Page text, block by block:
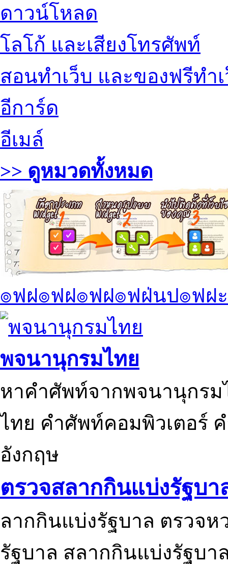
ดาวน์โหลด
โลโก้ และเสียงโทรศัพท์
สอนทำเว็บ และของฟรีทำ
อีการ์ด
อีเมล์
>> ดูหมวดทั้งหมด
๏ฟฝ๏ฟฝ๏ฟฝ๏ฟฝ่นป๏ฟฝ
พจนานุกรมไทย
หาคำศัพท์จากพจนานุกรม
ไทย คำศัพท์คอมพิวเตอร์
อังกฤษ
ตรวจสลากกินแบ่งรัฐบา
ลากกินแบ่งรัฐบาล ตรวจ
รัฐบาล สลากกินแบ่งรัฐบา